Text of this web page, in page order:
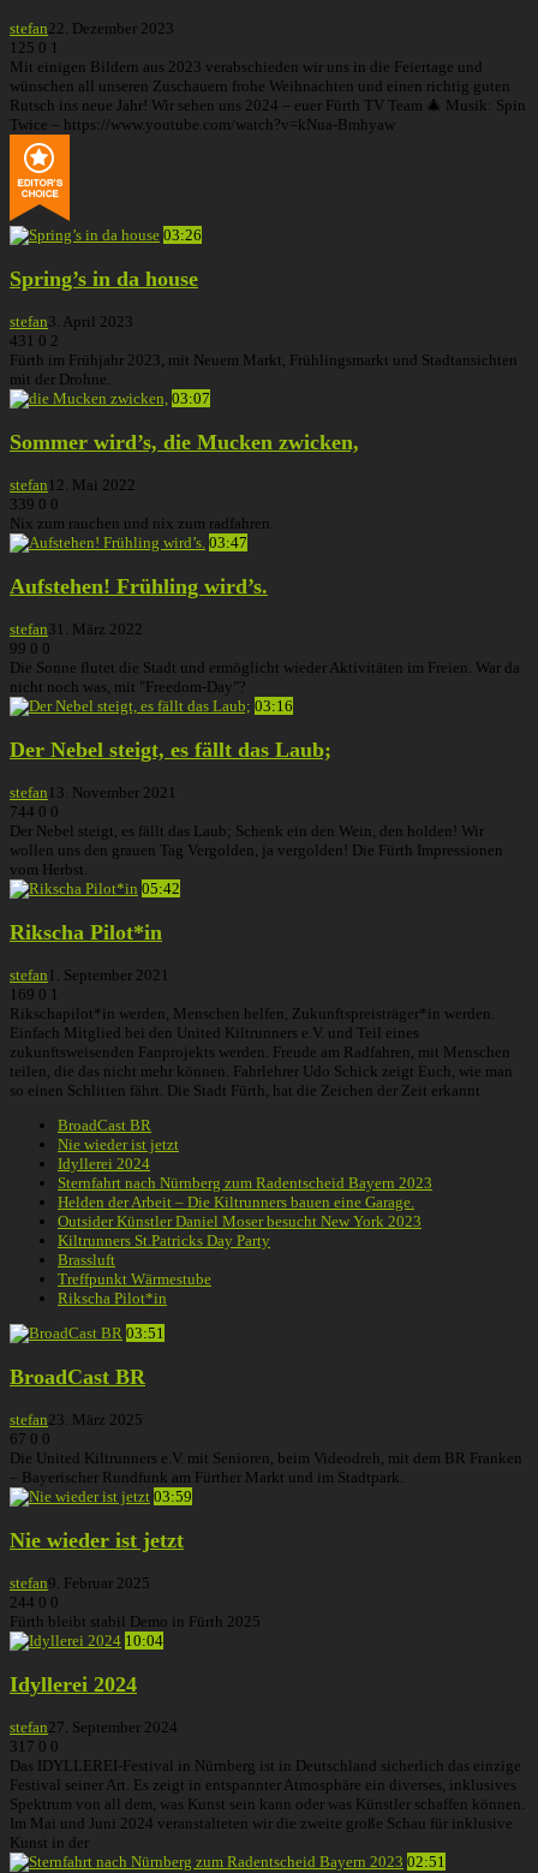
stefan22. Dezember 2023
125 0 1
Mit einigen Bildern aus 2023 verabschieden wir uns in die Feiertage und
wünschen all unseren Zuschauern frohe Weihnachten und einen richtig guten
Rutsch ins neue Jahr! Wir sehen uns 2024 – euer Fürth TV Team 🎄 Musik: Spin
Twice – https://www.youtube.com/watch?v=kNua-Bmhyaw
03:26
Spring’s in da house
stefan3. April 2023
431 0 2
Fürth im Frühjahr 2023, mit Neuem Markt, Frühlingsmarkt und Stadtansichten
mit der Drohne.
03:07
Sommer wird’s, die Mucken zwicken,
stefan 12. Mai 2022
339 0 0
Nix zum rauchen und nix zum radfahren.
03:47
Aufstehen! Frühling wird’s.
stefan31. März 2022
99 0 0
Die Sonne flutet die Stadt und ermöglicht wieder Aktivitäten im Freien. War da
nicht noch was, mit "Freedom-Day"?
03:16
Der Nebel steigt, es fällt das Laub;
stefan 13. November 2021
744 0 0
Der Nebel steigt, es fällt das Laub; Schenk ein den Wein, den holden! Wir
wollen uns den grauen Tag Vergolden, ja vergolden! Die Fürth Impressionen
vom Herbst.
05:42
Rikscha Pilot*in
stefan 1. September 2021
169 0 1
Rikschapilot*in werden, Menschen helfen, Zukunftspreisträger*in werden.
Einfach Mitglied bei den United Kiltrunners e.V. und Teil eines
zukunftsweisenden Fanprojekts werden. Freude am Radfahren, mit Menschen
teilen, die das nicht mehr können. Fahrlehrer Udo Schick zeigt Euch, wie man
so einen Schlitten fährt. Die Stadt Fürth, hat die Zeichen der Zeit erkannt
BroadCast BR
Nie wieder ist jetzt
Idyllerei 2024
Sternfahrt nach Nürnberg zum Radentscheid Bayern 2023
Helden der Arbeit – Die Kiltrunners bauen eine Garage.
Outsider Künstler Daniel Moser besucht New York 2023
Kiltrunners St.Patricks Day Party
Brassluft
Treffpunkt Wärmestube
Rikscha Pilot*in
03:51
BroadCast BR
stefan23. März 2025
67 0 0
Die United Kiltrunners e.V. mit Senioren, beim Videodreh, mit dem BR Franken
– Bayerischer Rundfunk am Fürther Markt und im Stadtpark.
03:59
Nie wieder ist jetzt
stefan9. Februar 2025
244 0 0
Fürth bleibt stabil Demo in Fürth 2025
10:04
Idyllerei 2024
stefan27. September 2024
317 0 0
Das IDYLLEREI-Festival in Nürnberg ist in Deutschland sicherlich das einzige
Festival seiner Art. Es zeigt in entspannter Atmosphäre ein diverses, inklusives
Spektrum von all dem, was Kunst sein kann oder was Künstler schaffen können.
Im Mai und Juni 2024 veranstalteten wir die zweite große Schau für inklusive
Kunst in der
02:51